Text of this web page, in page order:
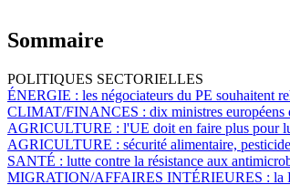
Sommaire
POLITIQUES SECTORIELLES
ÉNERGIE : les négociateurs du PE souhaitent
CLIMAT/FINANCES : dix ministres
AGRICULTURE : l'UE doit en faire plus pour
AGRICULTURE : sécurité alimentaire,
SANTÉ : lutte contre la résistance aux
MIGRATION/AFFAIRES INTÉRIEURES : la